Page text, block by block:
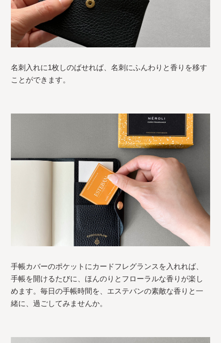
名刺入れに1枚しのばせれば、名刺にふんわりと香りを移す
ことができます。
手帳カバーのポケットにカードフレグランスを入れれば、
手帳を開けるたびに、ほんのりとフローラルな香りが楽し
めます。毎日の手帳時間を、エステバンの素敵な香りと一
緒に、過ごしてみませんか。